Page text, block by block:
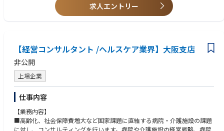
■ドクターの往診スケジュール作成
■患者様へのサービス説明
■往診先施設とクリニックの連携サポート
■経営運営補助（売上や患者数等の管理）
※直行直帰でクリニックに常駐。
【入社後】
半年～1年間は先輩に同行し業務を覚えていきます。最初は訪問診療にお
申込みのご家族へ診療説明をすることから始めます。
求人エントリー
【経営コンサルタント /ヘルスケア業界】大阪支店
非公開
上場企業
仕事内容
【業務内容】
■高齢化、社会保障費増大など国家課題に直結する病院・介護施設の課題